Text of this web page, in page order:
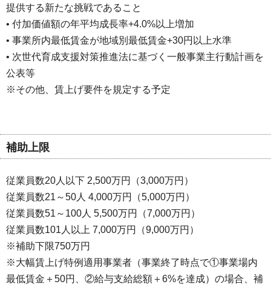
提供する新たな挑戦であること
• 付加価値額の年平均成長率+4.0%以上増加
• 事業所内最低賃金が地域別最低賃金+30円以上水準
• 次世代育成支援対策推進法に基づく一般事業主行動計画を
公表等
※その他、賃上げ要件を規定する予定
補助上限
従業員数20人以下 2,500万円（3,000万円）
従業員数21～50人 4,000万円（5,000万円）
従業員数51～100人 5,500万円（7,000万円）
従業員数101人以上 7,000万円（9,000万円）
※補助下限750万円
※大幅賃上げ特例適用事業者（事業終了時点で①事業場内
最低賃金＋50円、②給与支給総額＋6%を達成）の場合、補